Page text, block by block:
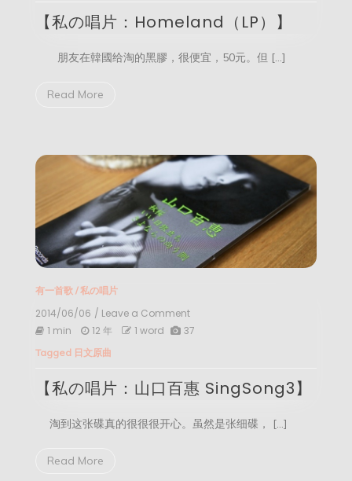
Homeland（LP）】
【私の唱片：Homeland（LP）】
朋友在韓國给淘的黑膠，很便宜，50元。但 […]
Read More
有一首歌/私の唱片
2014/06/06 / Leave a Commenton
【私
山
口
惠
1 min 12 年 1 word 37
Tagged 日文原曲
【私の唱片：山口百惠 SingSong3】
淘到这张碟真的很很很开心。虽然是张细碟， […]
Read More